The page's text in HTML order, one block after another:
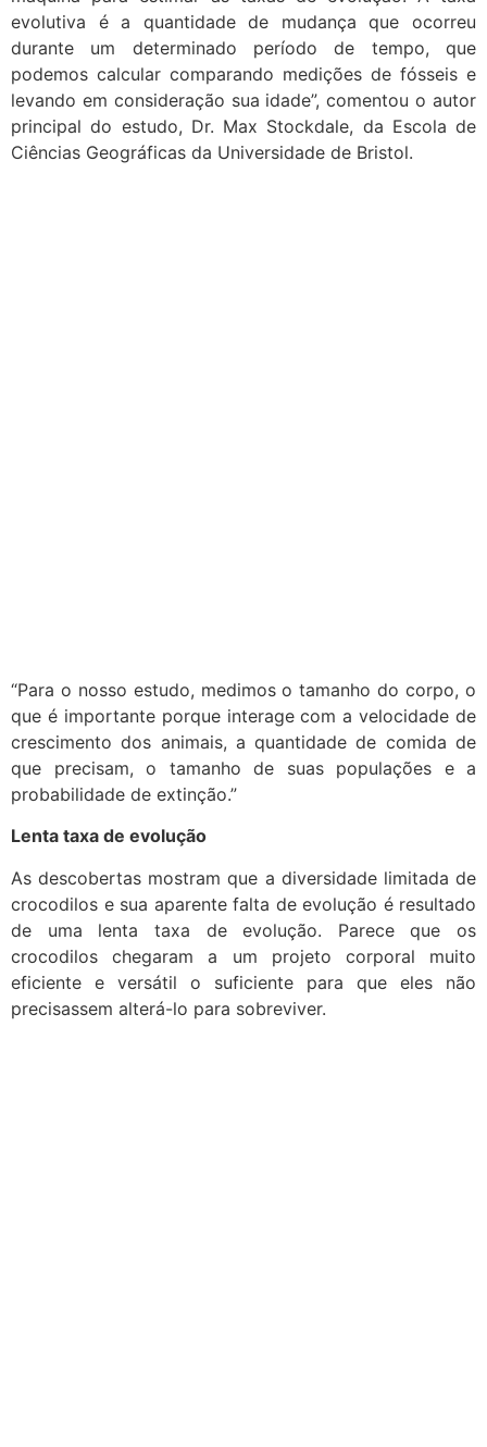
evolutiva é a quantidade de mudança que ocorreu
durante um determinado período de tempo, que
podemos calcular comparando medições de fósseis e
levando em consideração sua idade”, comentou o autor
principal do estudo, Dr. Max Stockdale, da Escola de
Ciências Geográficas da Universidade de Bristol.
“Para o nosso estudo, medimos o tamanho do corpo, o
que é importante porque interage com a velocidade de
crescimento dos animais, a quantidade de comida de
que precisam, o tamanho de suas populações e a
probabilidade de extinção.”
Lenta taxa de evolução
As descobertas mostram que a diversidade limitada de
crocodilos e sua aparente falta de evolução é resultado
de uma lenta taxa de evolução. Parece que os
crocodilos chegaram a um projeto corporal muito
eficiente e versátil o suficiente para que eles não
precisassem alterá-lo para sobreviver.